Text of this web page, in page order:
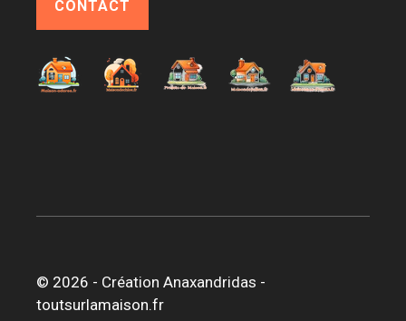
CONTACT
© 2026 - Création Anaxandridas -
toutsurlamaison.fr